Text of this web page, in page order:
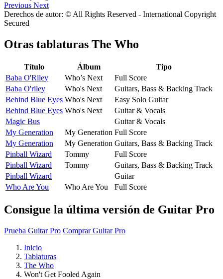
Previous Next
Derechos de autor: © All Rights Reserved - International Copyright
Secured
Otras tablaturas The Who
Título Álbum
Tipo
Baba O'Riley
Who’s Next
Full Score
Baba O'riley
Who's Next
Guitars, Bass & Backing Track
Behind Blue Eyes Who's Next
Easy Solo Guitar
Behind Blue Eyes Who's Next
Guitar & Vocals
Magic Bus
Guitar & Vocals
My Generation
My Generation Full Score
My Generation
My Generation Guitars, Bass & Backing Track
Pinball Wizard
Tommy
Full Score
Pinball Wizard
Tommy
Guitars, Bass & Backing Track
Pinball Wizard
Guitar
Who Are You
Who Are You Full Score
Consigue la última versión de Guitar Pro
Prueba Guitar Pro Comprar Guitar Pro
Inicio
Tablaturas
The Who
Won't Get Fooled Again